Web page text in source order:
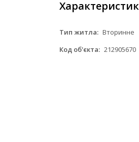
Тип житла: Вторинне
Код об'єкта: 212905670